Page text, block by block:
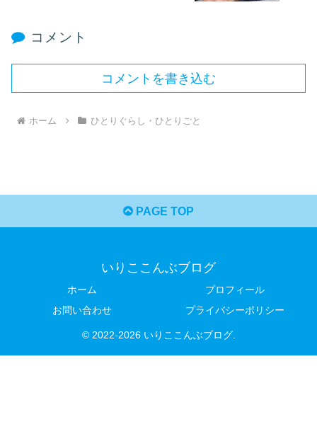
コメント
コメントを書き込む
ホーム ひとりぐらし・ひとりごと
PAGE TOP
いりここんぶブログ
ホーム
プロフィール
お問い合わせ
プライバシーポリシー
© 2022-2026 いりここんぶブログ.